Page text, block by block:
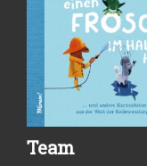
Team